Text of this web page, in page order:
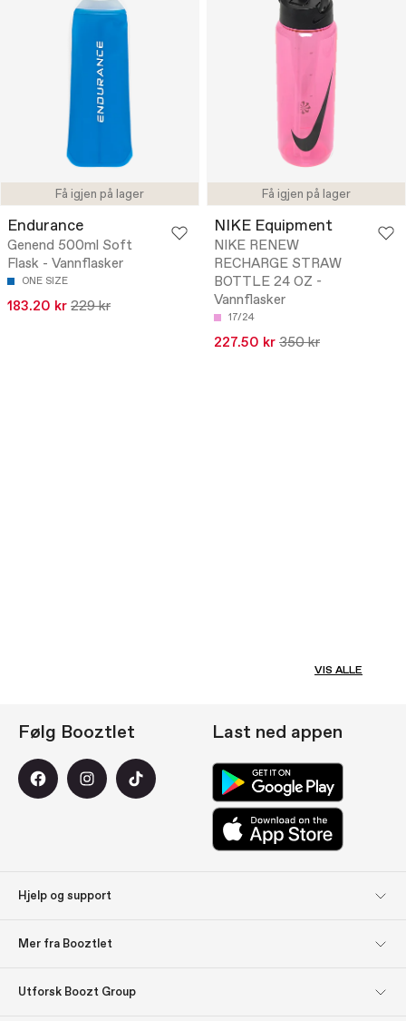
Få igjen på lager
Endurance
Genend 500ml Soft
Flask - Vannflasker
ONE SIZE
183.20 kr 229 kr
Få igjen på lager
NIKE Equipment
NIKE RENEW
RECHARGE STRAW
BOTTLE 24 OZ -
Vannflasker
17/24
227.50 kr 350 kr
VIS ALLE
Hjelp og support
Mer fra Booztlet
nyhetsbrevene våre
Utforsk Boozt Group
Følg Booztlet Last ned appen